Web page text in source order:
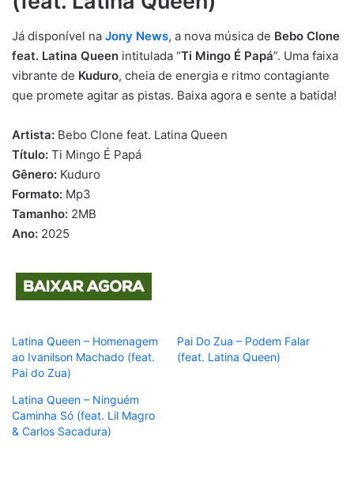
Já disponível na Jony News, a nova música de Bebo Clone
feat. Latina Queen intitulada “Ti Mingo É Papá”. Uma faixa
vibrante de Kuduro, cheia de energia e ritmo contagiante
que promete agitar as pistas. Baixa agora e sente a batida!
Artista: Bebo Clone feat. Latina Queen
Título: Ti Mingo É Papá
Gênero: Kuduro
Formato: Mp3
Tamanho: 2MB
Ano: 2025
Latina Queen – Homenagem
ao Ivanilson Machado (feat.
Pai do Zua)
Pai Do Zua – Podem Falar
(feat. Latina Queen)
Latina Queen – Ninguém
Caminha Só (feat. Lil Magro
& Carlos Sacadura)